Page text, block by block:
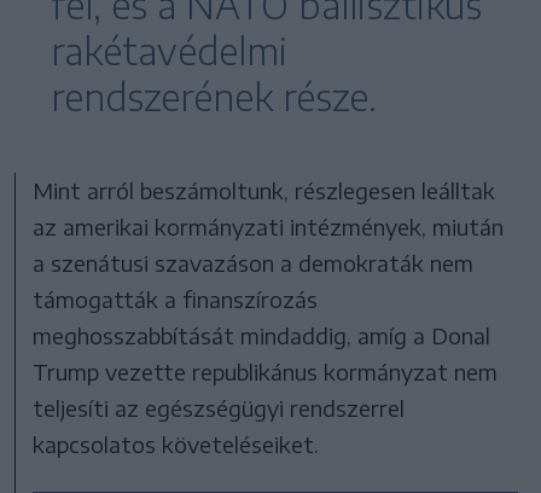
rakétavédelmi
rendszerének része.
Mint arról beszámoltunk, részlegesen leálltak
az amerikai kormányzati intézmények, miután
a szenátusi szavazáson a demokraták nem
támogatták a finanszírozás
meghosszabbítását mindaddig, amíg a Donal
Trump vezette republikánus kormányzat nem
teljesíti az egészségügyi rendszerrel
kapcsolatos követeléseiket.